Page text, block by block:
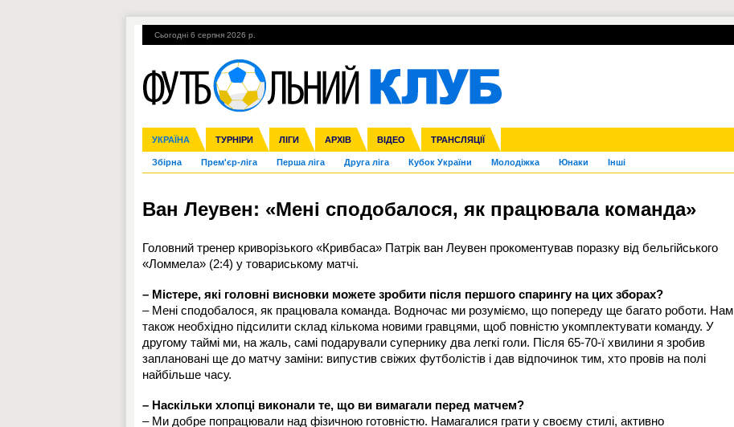
Сьогодні 6 серпня 2026 р.
УКРАЇНА ТУРНІРИ ЛІГИ АРХІВ ВІДЕО ТРАНСЛЯЦІЇ
Збірна Прем'єр-ліга Перша ліга Друга ліга Кубок України Молодіжка Юнаки Інші
Ліга чемпіонів Ліга Європи Міжнародні Ліга націй Ліга конференцій
Англія Іспанія Італія Німеччина Франція Інші
ЧС-2014 ЄВРО-2016 Росія Кубок конфедерацій ЧЄ-2015 (U-21)
Гарячі теми УПЛ, 1-й тур ВІЙНА УПЛ-ПЕРЕХОДИ
Ван Леувен: «Мені сподобалося, як працювала команда»
Головний тренер криворізького «Кривбаса» Патрік ван Леувен прокоментував поразку від бельгійського
«Ломмела» (2:4) у товариському матчі.
– Містере, які головні висновки можете зробити після першого спарингу на цих зборах?
– Мені сподобалося, як працювала команда. Водночас ми розуміємо, що попереду ще багато роботи. Нам
також необхідно підсилити склад кількома новими гравцями, щоб повністю укомплектувати команду. У
другому таймі ми, на жаль, самі подарували супернику два легкі голи. Після 65-70-ї хвилини я зробив
заплановані ще до матчу заміни: випустив свіжих футболістів і дав відпочинок тим, хто провів на полі
найбільше часу.
– Наскільки хлопці виконали те, що ви вимагали перед матчем?
– Ми добре попрацювали над фізичною готовністю. Намагалися грати у своєму стилі, активно